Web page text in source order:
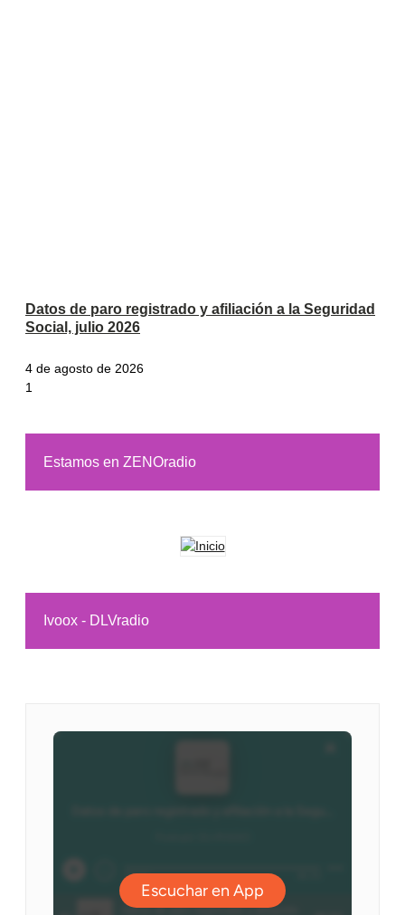
Datos de paro registrado y afiliación a la Seguridad
Social, julio 2026
4 de agosto de 2026
Estamos en ZENOradio
Ivoox - DLVradio